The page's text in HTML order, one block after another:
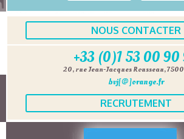
NOUS CONTACTER
+33 (0)1 53 00 90
20, rue Jean-Jacques Rousseau,
bvj[@]orange.fr
RECRUTEMENT